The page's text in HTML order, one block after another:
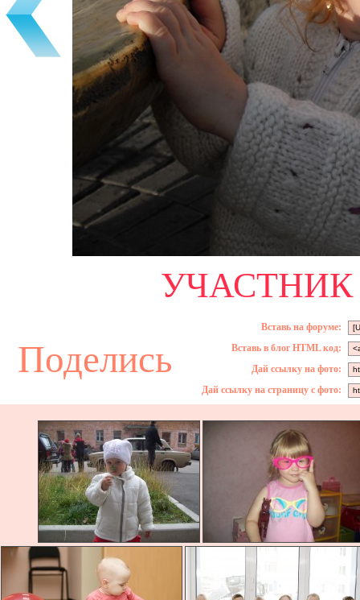
УЧАСТНИК
Поделись
Вставь на форуме:
Вставь в блог HTML код:
Дай ссылку на фото:
Дай ссылку на страницу с фото: